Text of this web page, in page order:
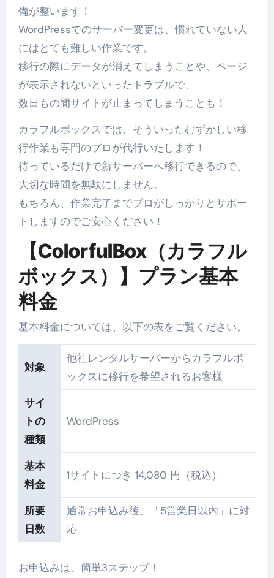
備が整います！
WordPressでのサーバー変更は、慣れていない人
にはとても難しい作業です。
移行の際にデータが消えてしまうことや、ページ
が表示されないといったトラブルで、
数日もの間サイトが止まってしまうことも！
カラフルボックスでは、そういったむずかしい移
行作業も専門のプロが代行いたします！
待っているだけで新サーバーへ移行できるので、
大切な時間を無駄にしません。
もちろん、作業完了までプロがしっかりとサポー
トしますのでご安心ください！
【ColorfulBox（カラフル
ボックス）】プラン基本
料金
基本料金については、以下の表をご覧ください。
対象
他社レンタルサーバーからカラフルボ
ックスに移行を希望されるお客様
サイ
トの
種類
WordPress
基本
料金
1サイトにつき 14,080 円（税込）
所要
日数
通常お申込み後、「5営業日以内」に対
応
お申込みは、簡単3ステップ！